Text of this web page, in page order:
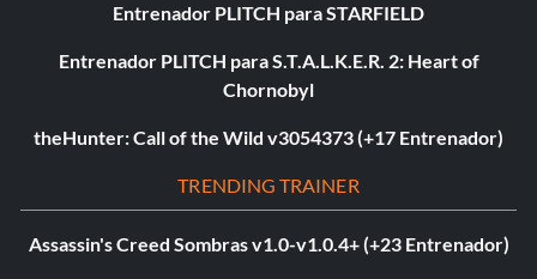
Entrenador PLITCH para STARFIELD
Entrenador PLITCH para S.T.A.L.K.E.R. 2: Heart of
Chornobyl
theHunter: Call of the Wild v3054373 (+17 Entrenador)
TRENDING TRAINER
Assassin's Creed Sombras v1.0-v1.0.4+ (+23 Entrenador)